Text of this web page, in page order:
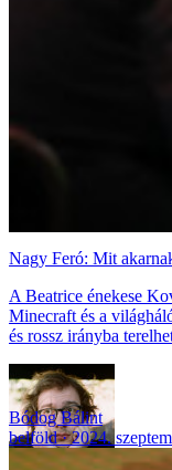
Nagy Feró: Mit
A Beatrice énekese
Minecraft és a
és rossz irányba
Bódog Bálint
belföld
2024.